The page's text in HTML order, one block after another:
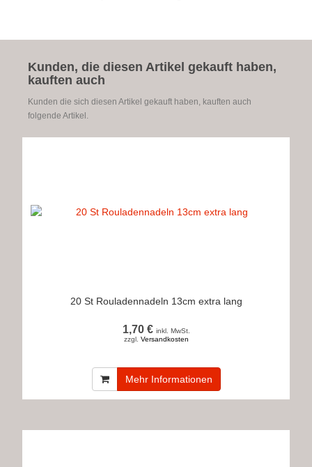
Kunden, die diesen Artikel gekauft haben,
kauften auch
Kunden die sich diesen Artikel gekauft haben, kauften auch
folgende Artikel.
20 St Rouladennadeln 13cm extra lang
1,70 € inkl. MwSt.
zzgl. Versandkosten
Mehr Informationen